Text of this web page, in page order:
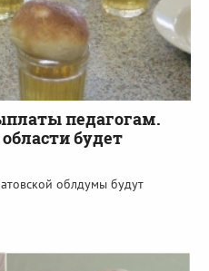
педагогам.
будет
облдумы будут